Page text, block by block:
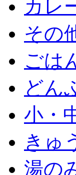
カレ
その
ごは
どん
小・
きゅ
湯の